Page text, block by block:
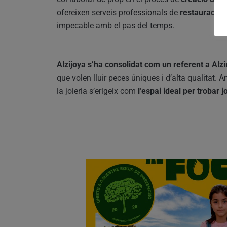
ofereixen serveis professionals de restauració
impecable amb el pas del temps.
Alzijoya s’ha consolidat com un referent a
que volen lluir peces úniques i d’alta qualitat.
la joieria s’erigeix com l’espai ideal per trobar